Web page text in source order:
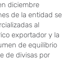
diciembre
de la entidad se
al
exportador y la
de equilibrio
de divisas por